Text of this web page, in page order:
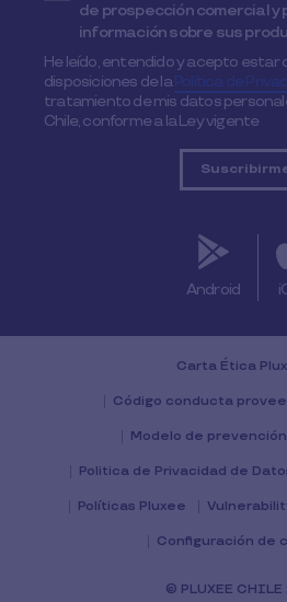
de prospección comercial y
información sobre sus
He leído, entendido y acepto estar
disposiciones de laPolítica de
tratamiento de mis datos
Chile, conforme a la Ley vigente
Android
Carta Ética
Código conducta
Modelo de
Politica de Privacidad de
Políticas Pluxee
Configuración de
© PLUXEE